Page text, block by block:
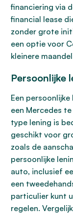
financiering via
financial lease
zonder grote
een optie voor
kleinere
Persoonlijke
Een
een Mercedes
type lening is
geschikt voor
zoals de
persoonlijke
auto, inclusief
een
particulier kunt
regelen.